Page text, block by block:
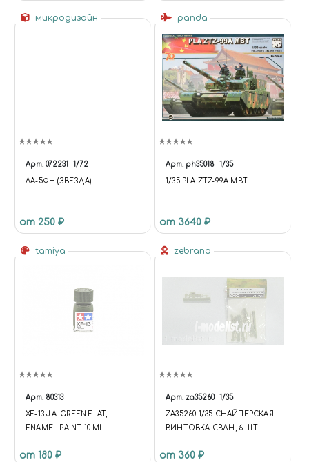
микродизайн
Арт. 072231 1/72
ЛА-5ФН (ЗВЕЗДА)
от 250 ₽
panda
Арт. ph35018 1/35
1/35 PLA ZTZ-99A MBT
от 3640 ₽
tamiya
Арт. 80313
XF-13 J.A. GREEN FLAT,
ENAMEL PAINT 10 ML.
ЯПОНСКИЙ ВОЕННО-
от 180 ₽
zebrano
Арт. za35260 1/35
ZA35260 1/35 СНАЙПЕРСКАЯ
ВИНТОВКА СВДН, 6 ШТ.
от 360 ₽